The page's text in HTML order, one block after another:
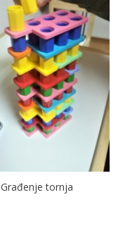
Građenje tornja